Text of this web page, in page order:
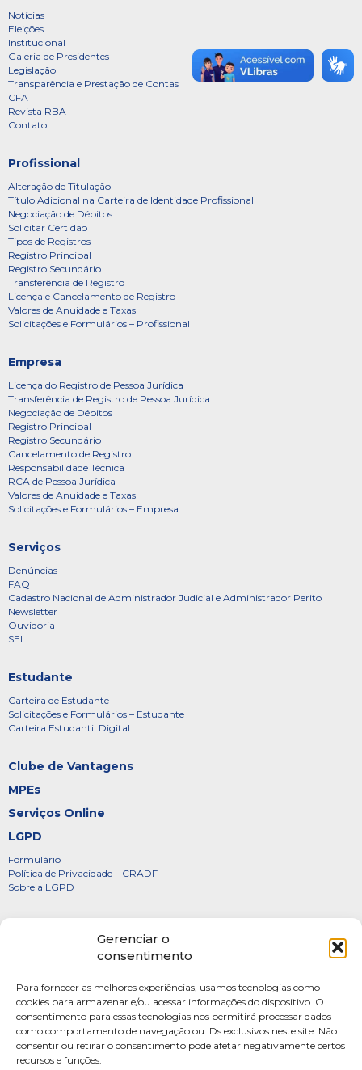
Gerenciar o
consentimento
Para fornecer as melhores experiências, usamos tecnologias como
cookies para armazenar e/ou acessar informações do dispositivo. O
consentimento para essas tecnologias nos permitirá processar dados
como comportamento de navegação ou IDs exclusivos neste site. Não
consentir ou retirar o consentimento pode afetar negativamente certos
recursos e funções.
Notícias
Eleições
Institucional
Galeria de Presidentes
Legislação
Transparência e Prestação de Contas
CFA
Revista RBA
Contato
Profissional
Alteração de Titulação
Título Adicional na Carteira de Identidade Profissional
Negociação de Débitos
Solicitar Certidão
Tipos de Registros
Registro Principal
Registro Secundário
Transferência de Registro
Licença e Cancelamento de Registro
Valores de Anuidade e Taxas
Solicitações e Formulários – Profissional
Empresa
Licença do Registro de Pessoa Jurídica
Transferência de Registro de Pessoa Jurídica
Negociação de Débitos
Registro Principal
Registro Secundário
Cancelamento de Registro
Responsabilidade Técnica
RCA de Pessoa Jurídica
Valores de Anuidade e Taxas
Solicitações e Formulários – Empresa
Serviços
Denúncias
FAQ
Cadastro Nacional de Administrador Judicial e Administrador Perito
Newsletter
Ouvidoria
SEI
Estudante
Carteira de Estudante
Solicitações e Formulários – Estudante
Carteira Estudantil Digital
Clube de Vantagens
MPEs
Serviços Online
LGPD
Formulário
Política de Privacidade – CRADF
Sobre a LGPD
Diretoria
FOTOS
Webmail
Artigos